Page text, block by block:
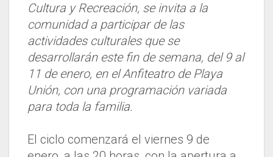
Cultura y Recreación, se invita a la
comunidad a participar de las
actividades culturales que se
desarrollarán este fin de semana, del 9 al
11 de enero, en el Anfiteatro de Playa
Unión, con una programación variada
para toda la familia.
El ciclo comenzará el viernes 9 de